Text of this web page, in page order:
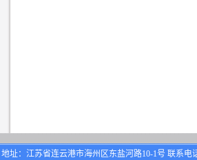
地址：江苏省连云港市海州区东盐河路10-1号 联系电